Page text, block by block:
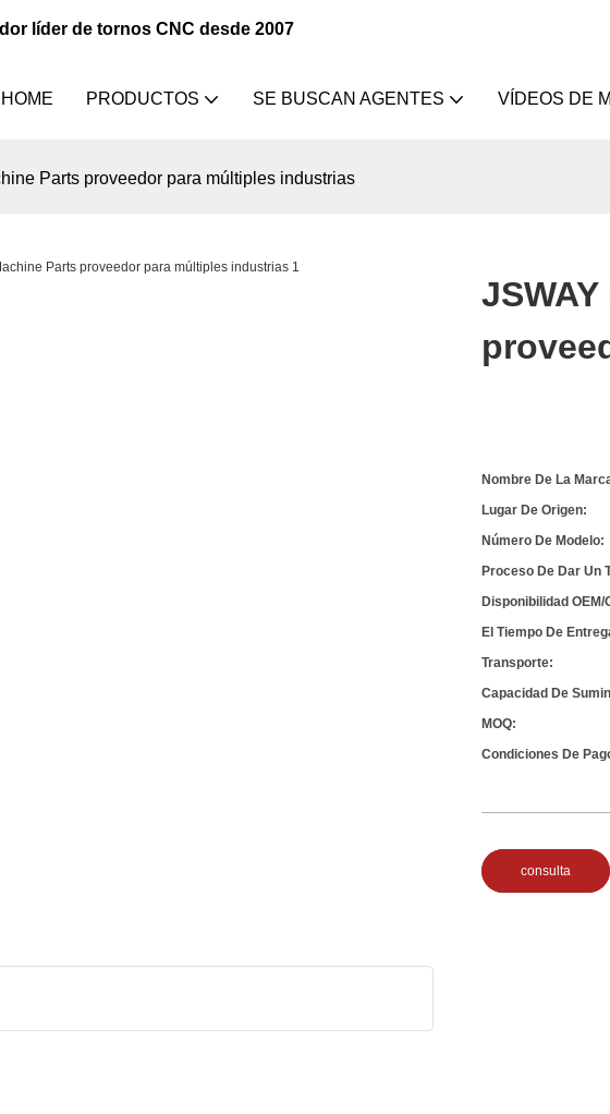
líder de tornos CNC desde 2007
HOME PRODUCTOS SE BUSCAN AGENTES VÍDEOS DE
Parts proveedor para múltiples industrias
Nombre De La
Lugar De Origen:
Número De Modelo:
Proceso De Dar Un
Disponibilidad OEM/
El Tiempo De
Transporte:
Capacidad De
MOQ:
Condiciones De
consulta